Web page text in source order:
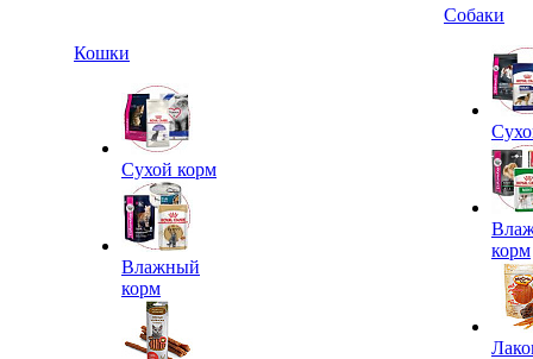
Кошки
Сухой корм
Влажный
корм
Собаки
корм